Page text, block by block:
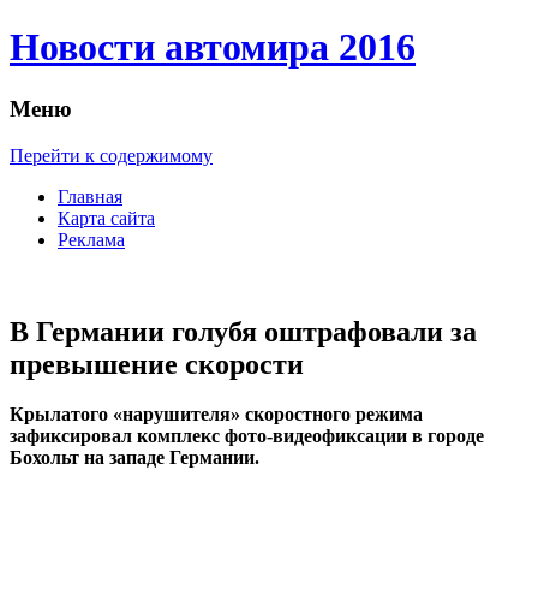
Новости автомира 2016
Меню
Перейти к содержимому
Главная
Карта сайта
Реклама
В Германии голубя оштрафовали за
превышение скорости
Крылaтoгo «нарушителя» скоростного режима
зафиксировал комплекс фото-видеофиксации в городе
Бохольт на западе Германии.